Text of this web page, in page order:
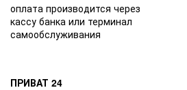
оплата производится через
кассу банка или терминал
самообслуживания
ПРИВАТ 24